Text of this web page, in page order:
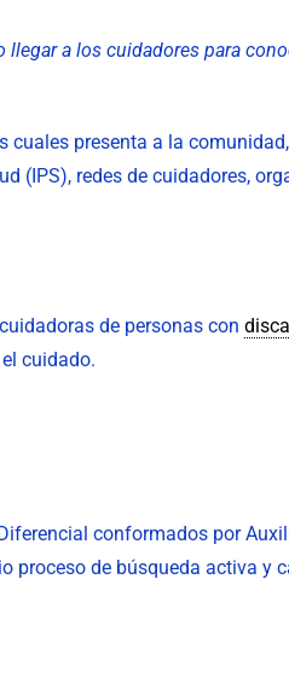
a los cuidadores para
cuales presenta a la
(IPS), redes de cuidadores,
de personas con
cuidado.
conformados por
proceso de búsqueda activa y